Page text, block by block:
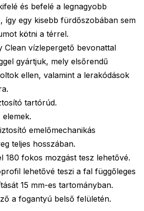
és befelé a legnagyobb
így egy kisebb fürdőszobában sem
kötni a térrel.
Clean vízlepergető bevonattal
gyártjuk, mely elsőrendű
ellen, valamint a lerakódások
tartórúd.
emelőmechanikás
teljes hosszában.
180 fokos mozgást tesz lehetővé.
lehetővé teszi a fal függőleges
15 mm-es tartományban.
a fogantyú belső felületén.